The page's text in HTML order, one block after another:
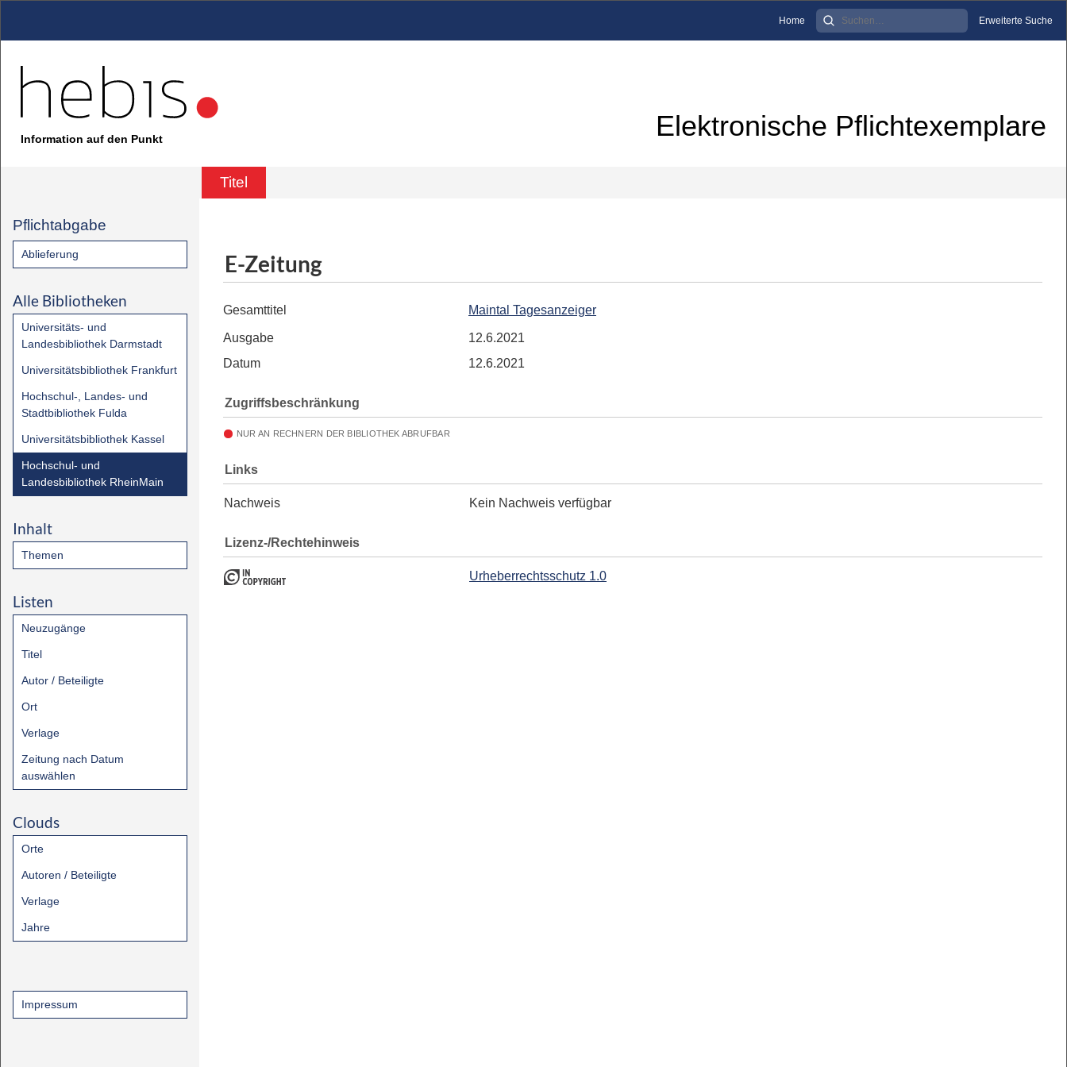
Home Erweiterte Suche
Information auf den Punkt Elektronische Pflichtexemplare
Titel
Pflichtabgabe
Ablieferung
Alle Bibliotheken
Universitäts- und
Landesbibliothek Darmstadt
Universitätsbibliothek Frankfurt
Hochschul-, Landes- und
Stadtbibliothek Fulda
Universitätsbibliothek Kassel
Hochschul- und
Landesbibliothek RheinMain
Inhalt
Themen
Listen
Neuzugänge
Titel
Autor / Beteiligte
Ort
Verlage
Zeitung nach Datum
auswählen
Clouds
Orte
Autoren / Beteiligte
Verlage
Jahre
Impressum
E-Zeitung
Gesamttitel Maintal Tagesanzeiger
Ausgabe
12.6.2021
Datum
12.6.2021
Zugriffsbeschränkung
NUR AN RECHNERN DER BIBLIOTHEK ABRUFBAR
Links
Nachweis Kein Nachweis verfügbar
Lizenz-/Rechtehinweis
Urheberrechtsschutz 1.0